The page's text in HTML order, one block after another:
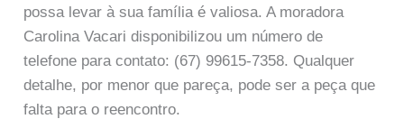
possa levar à sua família é valiosa. A moradora
Carolina Vacari disponibilizou um número de
telefone para contato: (67) 99615-7358. Qualquer
detalhe, por menor que pareça, pode ser a peça que
falta para o reencontro.